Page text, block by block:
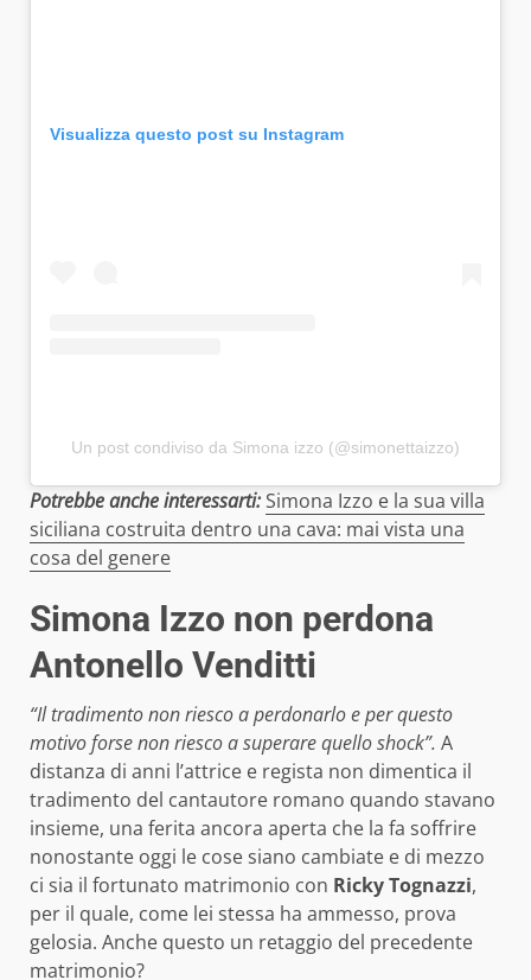
Visualizza questo post su Instagram
Un post condiviso da Simona izzo (@simonettaizzo)
Potrebbe anche interessarti:Simona Izzo e la sua villa
siciliana costruita dentro una cava: mai vista una
cosa del genere
Simona Izzo non perdona
Antonello Venditti
“Il tradimento non riesco a perdonarlo e per questo
motivo forse non riesco a superare quello shock”. A
distanza di anni l’attrice e regista non dimentica il
tradimento del cantautore romano quando stavano
insieme, una ferita ancora aperta che la fa soffrire
nonostante oggi le cose siano cambiate e di mezzo
ci sia il fortunato matrimonio con Ricky Tognazzi,
per il quale, come lei stessa ha ammesso, prova
gelosia. Anche questo un retaggio del precedente
matrimonio?